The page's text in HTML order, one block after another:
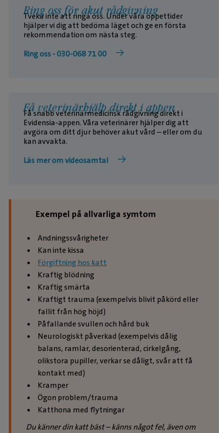
Ring oss för akut rådgivning
Tveka inte att ringa oss. Under våra öppettider
hjälper vi dig att bedöma läget och ge en första
rekommendation om nästa steg.
Ring oss - 030-068 71 00
Få veterinärhjälp direkt i appen
Få snabb veterinärmedicinsk rådgivning direkt i
Evidensia-appen. Våra veterinärer hjälper dig att
avgöra om ditt djur behöver akut vård – eller om du
kan avvakta.
Läs mer om videosamtal
Exempel på allvarliga symtom
Andningssvårigheter
Kan inte kissa
Förgiftning hos katt
Kraftig blödning
Kraftig smärta
Kraftigt trauma (exempelvis blivit påkörd eller
fallit från hög höjd)
Påfallande svullen och hård buk
Neurologiskt påverkad (exempelvis dålig
balans, ramlar, desorienterad, cirkelgång,
olikstora pupiller, verkar se dåligt, svår att få
kontakt med)
Kramper
Ögon problem/trauma
Katthona med flytningar
Du känner din katt bäst – känns något fel, även om